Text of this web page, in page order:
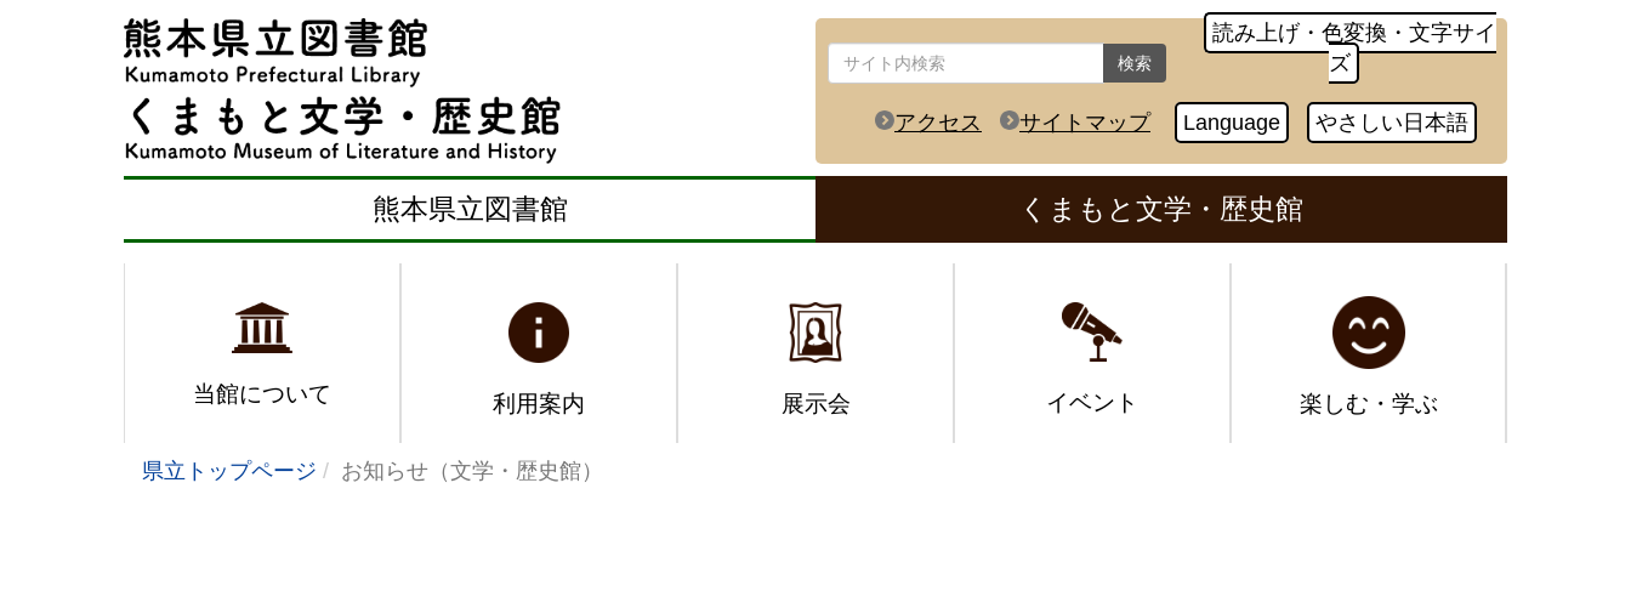
検索
読み上げ・色変換・文字サイ
ズ
アクセス サイトマップ Language やさしい日本語
熊本県立図書館 くまもと文学・歴史館
当館について 利用案内 展示会 イベント 楽しむ・学ぶ
県立トップページ お知らせ（文学・歴史館）